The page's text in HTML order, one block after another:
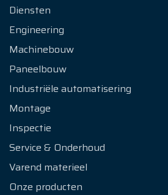
Diensten
Engineering
Machinebouw
Paneelbouw
Industriële automatisering
Montage
Inspectie
Service & Onderhoud
Varend materieel
Onze producten